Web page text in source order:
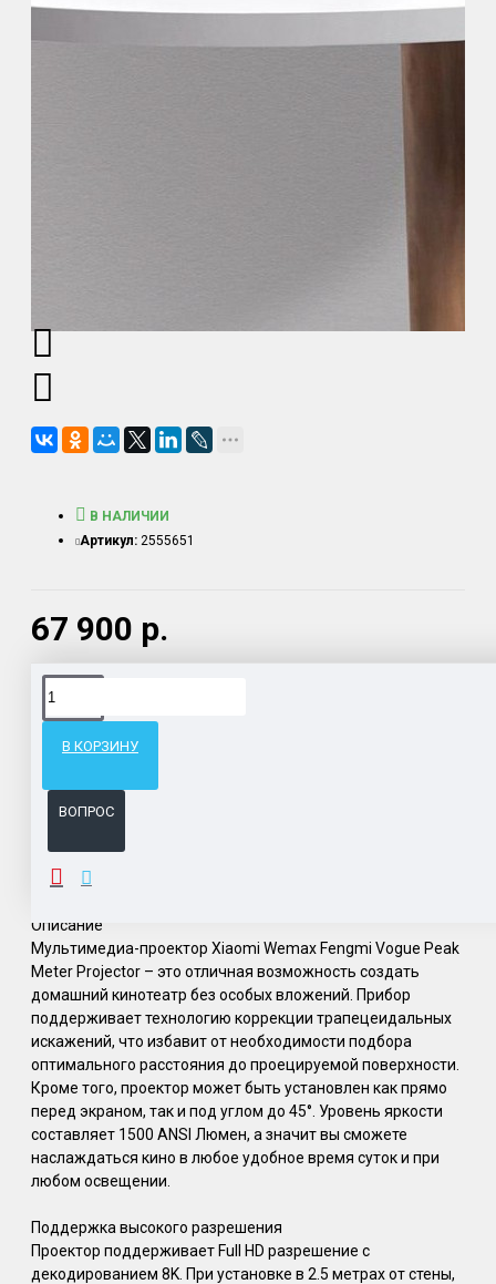
67 900 р.
В НАЛИЧИИ
Артикул: 2555651
В КОРЗИНУ
ВОПРОС
Доставка товара по всему Таможенному союзу.
ОПИСАНИЕ
Описание
Мультимедиа-проектор Xiaomi Wemax Fengmi Vogue Peak
Meter Projector – это отличная возможность создать
домашний кинотеатр без особых вложений. Прибор
поддерживает технологию коррекции трапецеидальных
искажений, что избавит от необходимости подбора
оптимального расстояния до проецируемой поверхности.
Кроме того, проектор может быть установлен как прямо
перед экраном, так и под углом до 45°. Уровень яркости
составляет 1500 ANSI Люмен, а значит вы сможете
наслаждаться кино в любое удобное время суток и при
любом освещении.
Поддержка высокого разрешения
Проектор поддерживает Full HD разрешение с
декодированием 8K. При установке в 2.5 метрах от стены,